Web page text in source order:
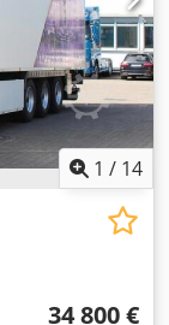
1 / 14
34 800 €